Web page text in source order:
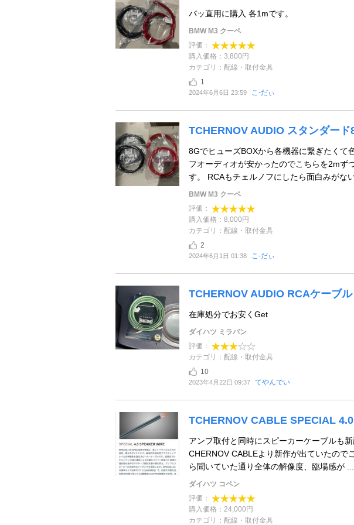
バッ直用に購入 各1mです。
BMW M3 クーペ
評価：
購入価格：3,800円
カテゴリ：配線・取付金具
1
2024年6月6日 23:59 こ-だぃ
TCHERNOV AUDIO スタンダード
8GでヒューズBOXから各機器に繋ぎたくて
フオーディオが安かったのでこちらを2mず
す。 RCAもチェルノフにしたら面白みがない
BMW M3 クーペ
評価：
購入価格：8,000円
カテゴリ：配線・取付金具
2
2024年6月1日 01:38 こ-だぃ
TCHERNOV AUDIO RCAケーブ
在庫処分でお安くGet
ダイハツ ミラバン
評価：
カテゴリ：配線・取付金具
10
2023年4月22日 09:37 てやんでい
TCHERNOV CABLE SPECIAL
アンプ取付と同時にスピーカーケーブルも
CHERNOV CABLEより新作が出ていたので
ら聞いていた通り全体の解像度、臨場感が ...
ダイハツ コペン
評価：
購入価格：24,000円
カテゴリ：配線・取付金具